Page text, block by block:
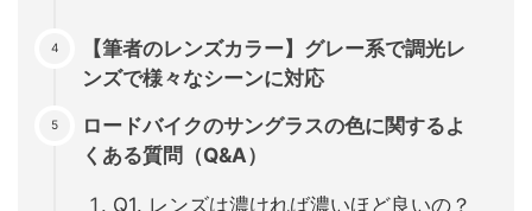
【筆者のレンズカラー】グレー系で調光レ
ンズで様々なシーンに対応
ロードバイクのサングラスの色に関するよ
くある質問（Q&A）
Q1. レンズは濃ければ濃いほど良いの？